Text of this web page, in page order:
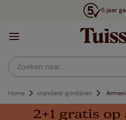
5 jaar
Zoeken naar...
Home standard-gordijnen